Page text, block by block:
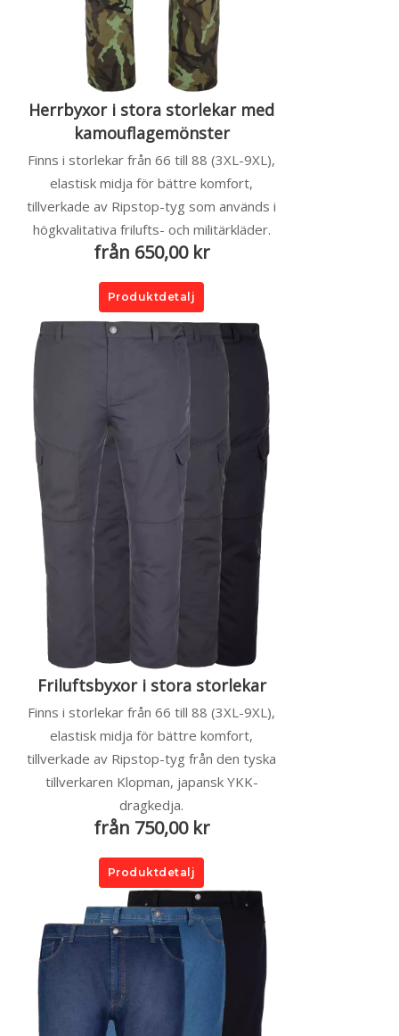
Herrbyxor i stora storlekar med
kamouflagemönster
Finns i storlekar från 66 till 88 (3XL-9XL),
elastisk midja för bättre komfort,
tillverkade av Ripstop-tyg som används i
högkvalitativa frilufts- och militärkläder.
från 650,00 kr
Produktdetalj
Friluftsbyxor i stora storlekar
Finns i storlekar från 66 till 88 (3XL-9XL),
elastisk midja för bättre komfort,
tillverkade av Ripstop-tyg från den tyska
tillverkaren Klopman, japansk YKK-
dragkedja.
från 750,00 kr
Produktdetalj